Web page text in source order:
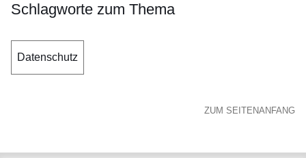
Schlagworte zum Thema
Datenschutz
ZUM SEITENANFANG